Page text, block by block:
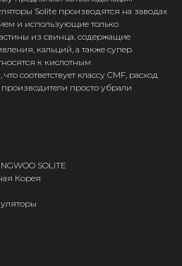
Solite производятся на заводах
и использующие только
из свинца, содержащие
кальций, а также супер
к кислотным
соответствует классу CMF, расход
просто убрали
SOLITE
Корея